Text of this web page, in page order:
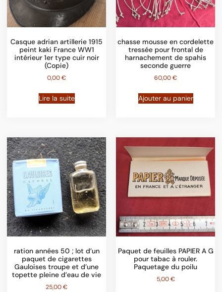
Casque adrian artillerie 1915
peint kaki France WW1
intérieur 1er type cuir noir
(Copie)
0,00€
Lire la suite
chasse mousse en cordelette
tressée pour frontal de
harnachement de spahis
seconde guerre
60,00€
Ajouter au panier
ration années 50 ; lot d’un
paquet de cigarettes
Gauloises troupe et d’une
topette pleine d’eau de vie
25,00€
Paquet de feuilles PAPIER A G
pour tabac à rouler.
Paquetage du poilu
5,00€